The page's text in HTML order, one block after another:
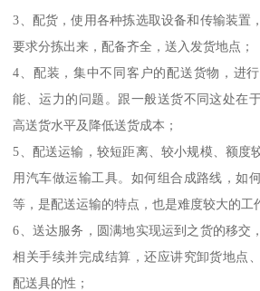
3、配货，使用各种拣选取设备和传输装置
要求分拣出来，配备齐全，送入发货地点；
4、配装，集中不同客户的配送货物，进
能、运力的问题。跟一般送货不同这处在
高送货水平及降低送货成本；
5、配送运输，较短距离、较小规模、额度
用汽车做运输工具。如何组合成路线，如
等，是配送运输的特点，也是难度较大的工
6、送达服务，圆满地实现运到之货的移交
相关手续并完成结算，还应讲究卸货地点
配送具的性；